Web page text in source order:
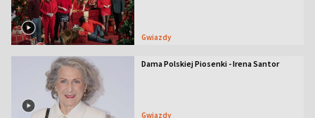
Gwiazdy
Dama Polskiej Piosenki - Irena Santor
Gwiazdy